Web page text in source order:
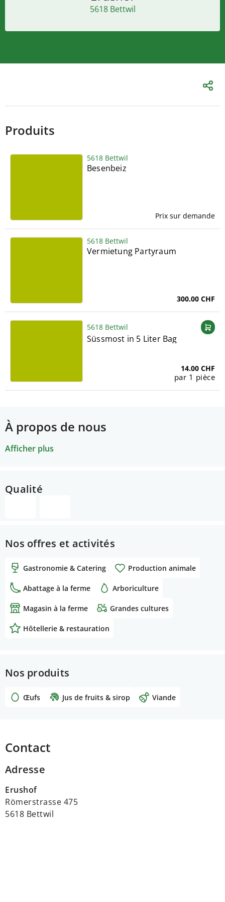
5618 Bettwil
Produits
5618 Bettwil
Besenbeiz
Prix sur demande
5618 Bettwil
Vermietung Partyraum
300.00 CHF
5618 Bettwil
Süssmost in 5 Liter Bag
14.00 CHF
par 1 pièce
À propos de nous
Afficher plus
Qualité
Nos offres et activités
Gastronomie & Catering Production animale
Abattage à la ferme Arboriculture
Magasin à la ferme Grandes cultures
Hôtellerie & restauration
Nos produits
Œufs Jus de fruits & sirop Viande
Contact
Adresse
Erushof
Römerstrasse 475
5618 Bettwil